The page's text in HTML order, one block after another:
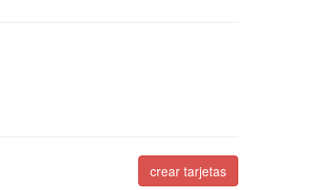
crear tarjetas